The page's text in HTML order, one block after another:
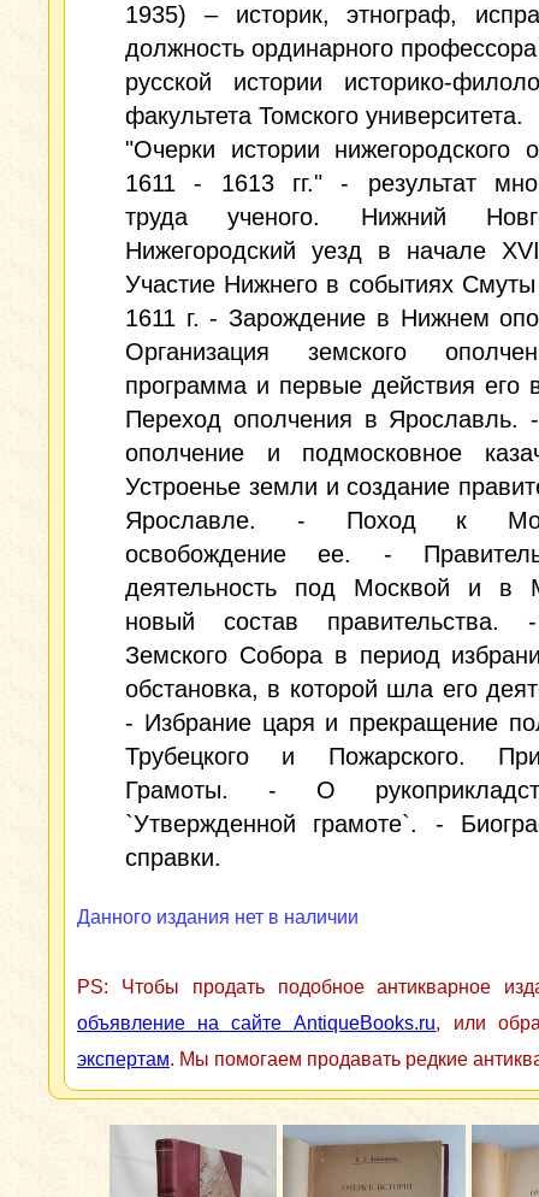
1935) – историк, этнограф,
должность ординарного
русской истории историко-
факультета Томского университета.
"Очерки истории нижегородского
1611 - 1613 гг." - результат
труда ученого. Нижний
Нижегородский уезд в начале
Участие Нижнего в событиях
1611 г. - Зарождение в Нижнем
Организация земского
программа и первые действия его
Переход ополчения в Ярославль.
ополчение и подмосковное
Устроенье земли и создание
Ярославле. - Поход к
освобождение ее. -
деятельность под Москвой и в
новый состав правительства.
Земского Собора в период
обстановка, в которой шла его
- Избрание царя и прекращение
Трубецкого и Пожарского.
Грамоты. - О
`Утвержденной грамоте`. -
справки.
Данного издания нет в наличии
PS: Чтобы продать подобное антикварное
объявление на сайте AntiqueBooks.ru, или
экспертам. Мы помогаем продавать редкие